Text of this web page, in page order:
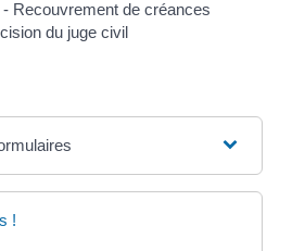
Recouvrement de créances
du juge civil
!